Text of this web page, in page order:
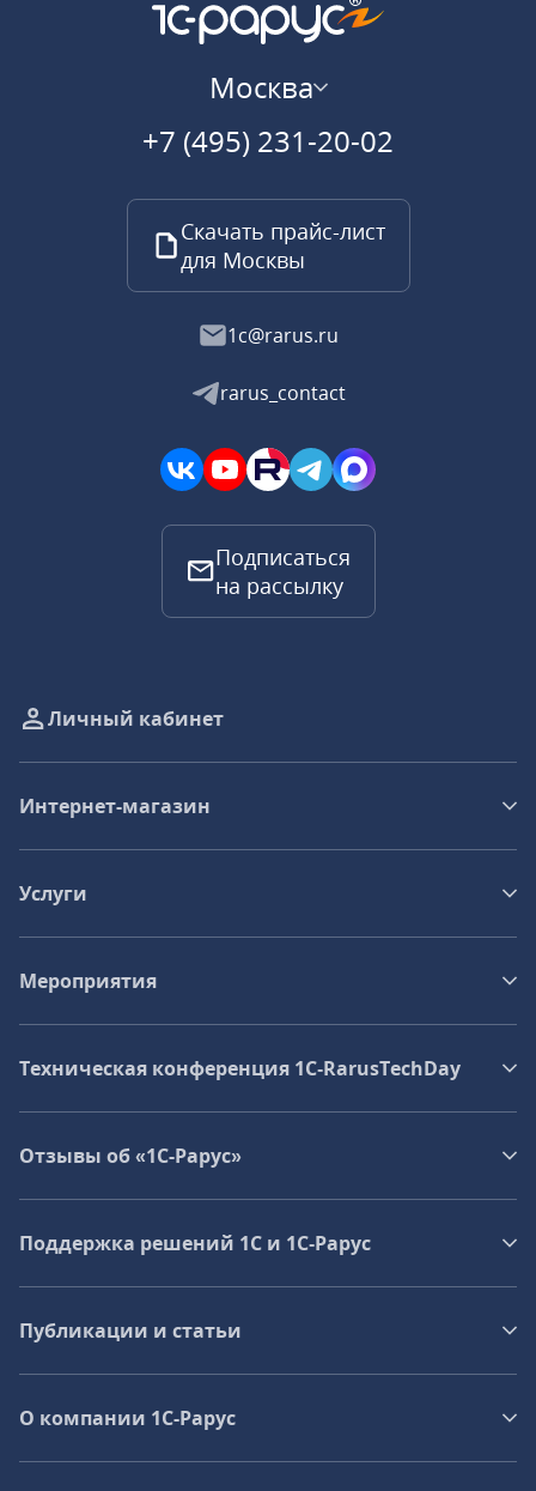
Москва
+7 (495) 231-20-02
Скачать прайс-лист
для Москвы
1c@rarus.ru
rarus_contact
Подписаться
на рассылку
Личный кабинет
Интернет-магазин
Услуги
Мероприятия
Техническая конференция 1C‑RarusTechDay
Отзывы об «1С-Рарус»
Поддержка решений 1С и 1С‑Рарус
Публикации и статьи
О компании 1C-Рарус